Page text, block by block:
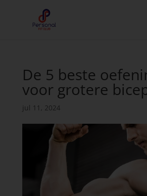
De 5 beste
voor grotere
jul 11, 2024